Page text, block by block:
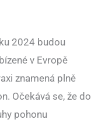
2024 budou
v Evropě
znamená plně
Očekává se, že do
pohonu